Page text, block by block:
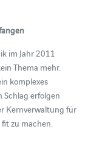
im Jahr 2011
Thema mehr.
komplexes
Schlag erfolgen
Kernverwaltung für
zu machen.